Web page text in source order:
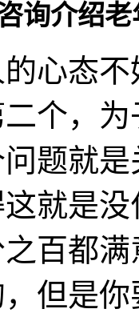
询介绍
态不
个，
题就
就是
百都
但是